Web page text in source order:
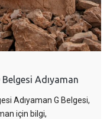
Adıyaman
Adıyaman G Belgesi,
için bilgi,